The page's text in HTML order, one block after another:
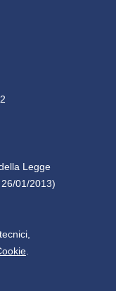
Legge
01/2013)